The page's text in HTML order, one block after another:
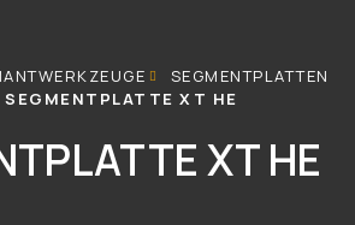
SEGMENTPLATTEN
SEGMENTPLATTE XT HE
XT HE